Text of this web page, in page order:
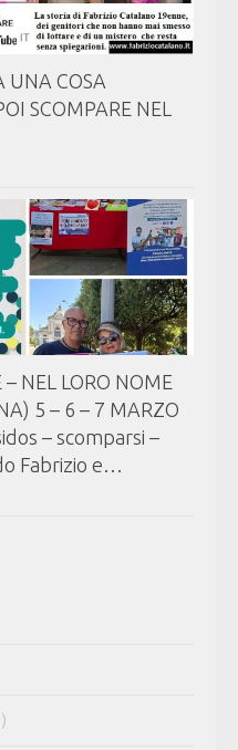
UNA COSA
SCOMPARE NEL
NEL LORO NOME
5 – 6 – 7 MARZO
– scomparsi –
Fabrizio e…